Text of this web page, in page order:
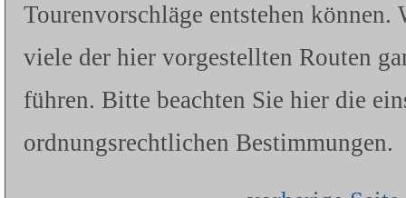
Tourenvorschläge entstehen
viele der hier vorgestellten Routen
führen. Bitte beachten Sie hier die
ordnungsrechtlichen Bestimmungen.